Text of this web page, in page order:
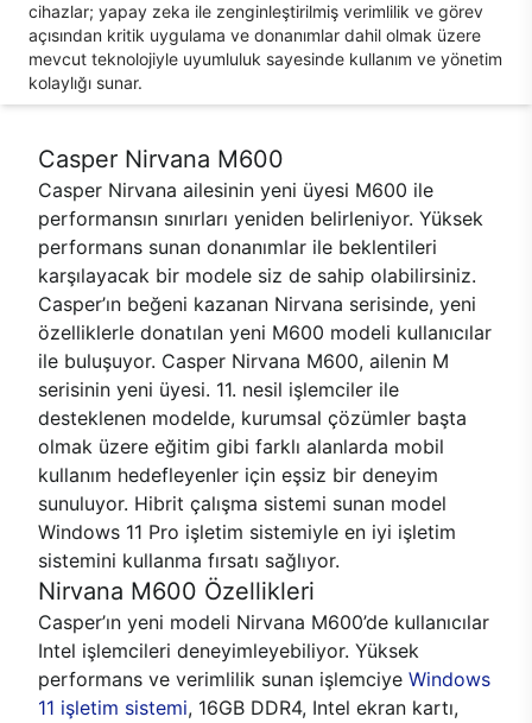
cihazlar; yapay zeka ile zenginleştirilmiş verimlilik ve görev
açısından kritik uygulama ve donanımlar dahil olmak üzere
mevcut teknolojiyle uyumluluk sayesinde kullanım ve yönetim
kolaylığı sunar.
Casper Nirvana M600
Casper Nirvana ailesinin yeni üyesi M600 ile
performansın sınırları yeniden belirleniyor. Yüksek
performans sunan donanımlar ile beklentileri
karşılayacak bir modele siz de sahip olabilirsiniz.
Casper’ın beğeni kazanan Nirvana serisinde, yeni
özelliklerle donatılan yeni M600 modeli kullanıcılar
ile buluşuyor. Casper Nirvana M600, ailenin M
serisinin yeni üyesi. 11. nesil işlemciler ile
desteklenen modelde, kurumsal çözümler başta
olmak üzere eğitim gibi farklı alanlarda mobil
kullanım hedefleyenler için eşsiz bir deneyim
sunuluyor. Hibrit çalışma sistemi sunan model
Windows 11 Pro işletim sistemiyle en iyi işletim
sistemini kullanma fırsatı sağlıyor.
Nirvana M600 Özellikleri
Casper’ın yeni modeli Nirvana M600’de kullanıcılar
Intel işlemcileri deneyimleyebiliyor. Yüksek
performans ve verimlilik sunan işlemciye Windows
11 işletim sistemi, 16GB DDR4, Intel ekran kartı,